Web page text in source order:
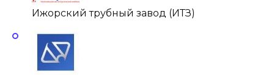
Ижорский трубный завод (ИТЗ)